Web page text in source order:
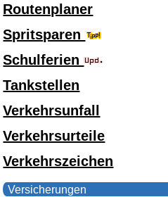
Routenplaner
Spritsparen
Schulferien
Tankstellen
Verkehrsunfall
Verkehrsurteile
Verkehrszeichen
Versicherungen